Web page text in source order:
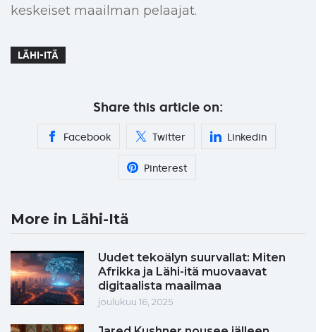
keskeiset maailman pelaajat.
LÄHI-ITÄ
Share this article on:
Facebook Twitter Linkedin
Pinterest
More in Lähi-Itä
Uudet tekoälyn suurvallat: Miten
Afrikka ja Lähi-itä muovaavat
digitaalista maailmaa
joulukuu 16, 2025